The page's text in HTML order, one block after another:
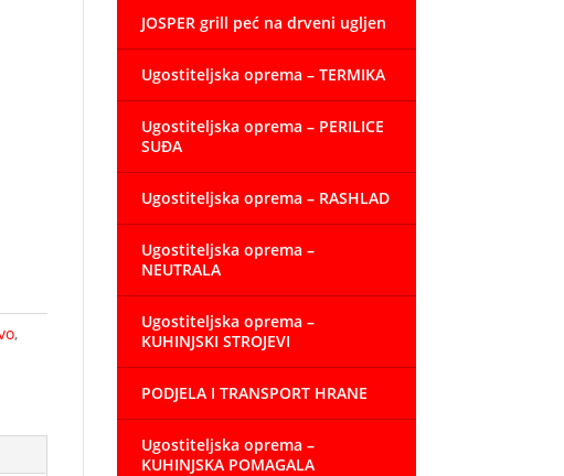
,
JOSPER grill peć na drveni ugljen
Ugostiteljska oprema – TERMIKA
Ugostiteljska oprema – PERILICE
SUĐA
Ugostiteljska oprema – RASHLAD
Ugostiteljska oprema –
NEUTRALA
Ugostiteljska oprema –
KUHINJSKI STROJEVI
PODJELA I TRANSPORT HRANE
Ugostiteljska oprema –
KUHINJSKA POMAGALA